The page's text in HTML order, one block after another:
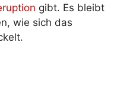
gibt. Es bleibt
wie sich das